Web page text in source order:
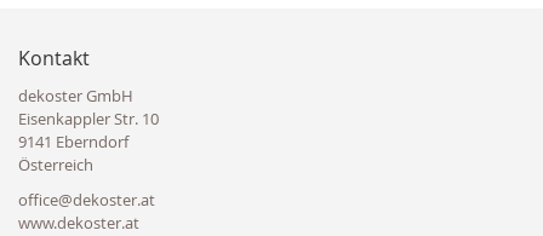
Kontakt
dekoster GmbH
Eisenkappler Str. 10
9141 Eberndorf
Österreich
office@dekoster.at
www.dekoster.at